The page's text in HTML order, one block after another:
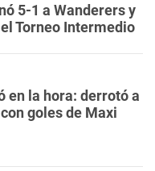
5-1 a Wanderers y
Torneo Intermedio
en la hora: derrotó a
goles de Maxi